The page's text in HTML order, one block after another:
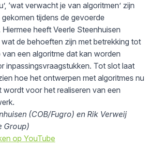
‘wat verwacht je van algoritmen’ zijn
tijdens de gevoerde
heeft Veerle Steenhuisen
de behoeften zijn met betrekking tot
een algoritme dat kan worden
inpassingsvraagstukken. Tot slot laat
hoe het ontwerpen met algoritmes nu
wordt voor het realiseren van een
(COB/Fugro) en Rik Verweij
Group)
op YouTube